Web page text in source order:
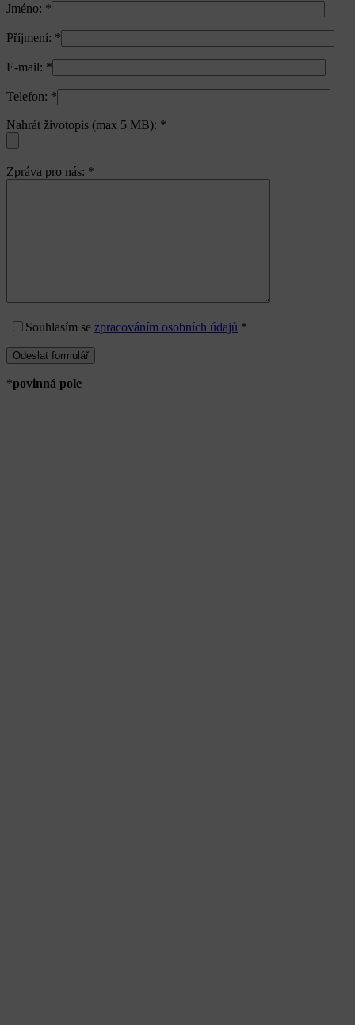
Jméno: *
Příjmení: *
E-mail: *
Telefon: *
Nahrát životopis (max 5 MB): *
Zpráva pro nás: *
Souhlasím se zpracováním osobních údajů *
*povinná pole